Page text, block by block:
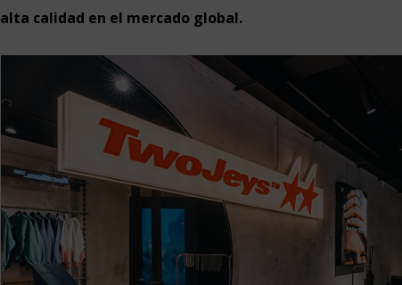
alta calidad en el mercado global.